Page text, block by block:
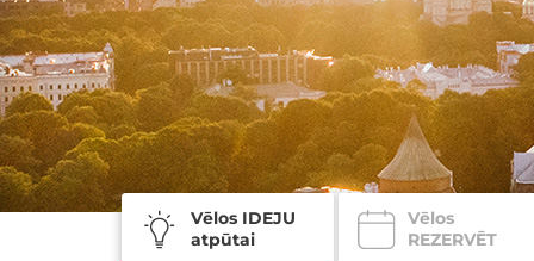
Vēlos IDEJU
atpūtai
Vēlos
REZERVĒT